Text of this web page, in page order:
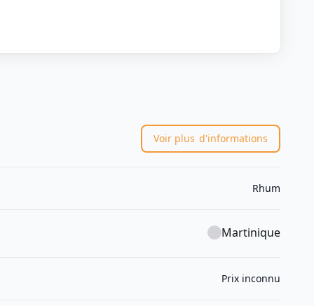
Voir plus d'informations
Rhum
Martinique
Prix inconnu